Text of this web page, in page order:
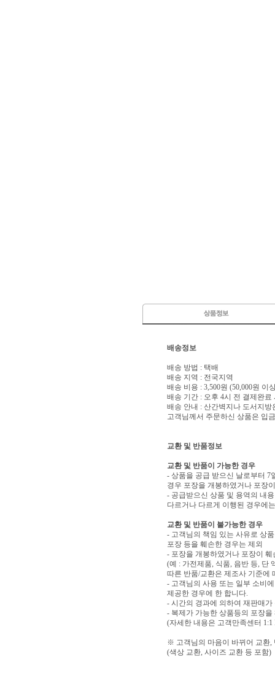
배송정보
배송 방법 : 택배
배송 지역 : 전국지역
배송 비용 : 3,500원 (50,000원 이
배송 기간 : 오후 4시 전 결제완료
배송 안내 : 산간벽지나 도서지
고객님께서 주문하신 상품은 입
교환 및 반품정보
교환 및 반품이 가능한 경우
- 상품을 공급 받으신 날로부터 7
경우 포장을 개봉하였거나 포장
- 공급받으신 상품 및 용역의 내
다르거나 다르게 이행된 경우에
교환 및 반품이 불가능한 경우
- 고객님의 책임 있는 사유로 상
포장 등을 훼손한 경우는 제외
- 포장을 개봉하였거나 포장이
(예 : 가전제품, 식품, 음반 등, 단
따른 반품/교환은 제조사 기준에
- 고객님의 사용 또는 일부 소비
제공한 경우에 한 합니다.
- 시간의 경과에 의하여 재판매
- 복제가 가능한 상품등의 포장을
(자세한 내용은 고객만족센터
※ 고객님의 마음이 바뀌어 교환,
(색상 교환, 사이즈 교환 등 포함)